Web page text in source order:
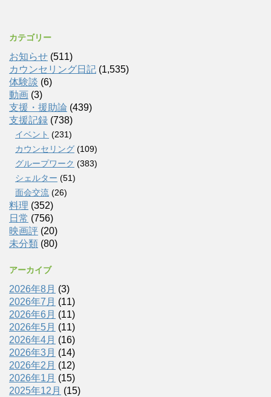
カテゴリー
お知らせ (511)
カウンセリング日記 (1,535)
体験談 (6)
動画 (3)
支援・援助論 (439)
支援記録 (738)
イベント (231)
カウンセリング (109)
グループワーク (383)
シェルター (51)
面会交流 (26)
料理 (352)
日常 (756)
映画評 (20)
未分類 (80)
アーカイブ
2026年8月 (3)
2026年7月 (11)
2026年6月 (11)
2026年5月 (11)
2026年4月 (16)
2026年3月 (14)
2026年2月 (12)
2026年1月 (15)
2025年12月 (15)